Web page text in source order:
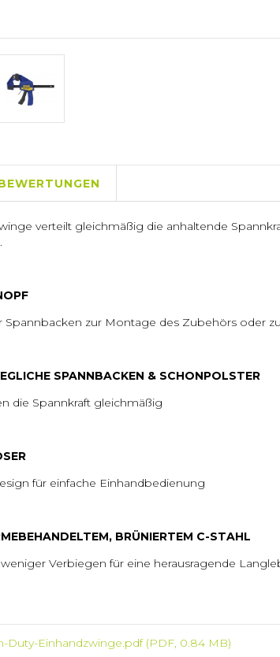
verteilt gleichmäßig die anhaltende
zur Montage des Zubehörs oder
SPANNBACKEN & SCHONPOLSTER
die Spannkraft gleichmäßig
für einfache Einhandbedienung
BRÜNIERTEM C-STAHL
Verbiegen für eine herausragende
Duty-Einhandzwinge.pdf(PDF, 0.84 MB)